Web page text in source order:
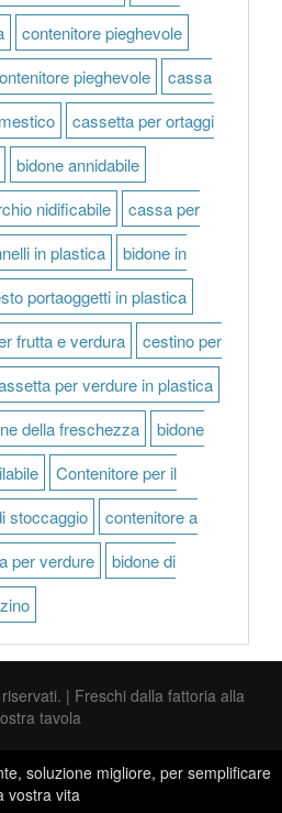
contenitore pieghevole
pieghevole
cassa
cassetta per ortaggi
bidone annidabile
nidificabile
cassa per
in plastica
bidone in
portaoggetti in plastica
frutta e verdura
cestino per
per verdure in plastica
della freschezza
bidone
Contenitore per il
stoccaggio
contenitore a
per verdure
bidone di
| Freschi dalla fattoria alla
tavola
soluzione migliore, per semplificare
vostra vita